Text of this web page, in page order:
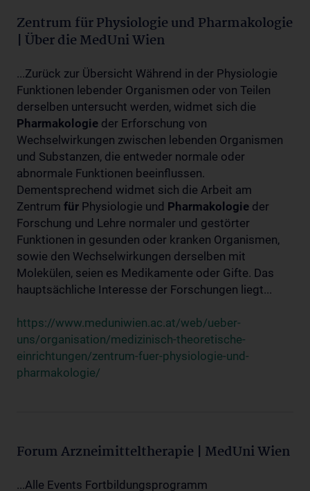
Zentrum für Physiologie und Pharmakologie
| Über die MedUni Wien
...Zurück zur Übersicht Während in der Physiologie
Funktionen lebender Organismen oder von Teilen
derselben untersucht werden, widmet sich die
Pharmakologie der Erforschung von
Wechselwirkungen zwischen lebenden Organismen
und Substanzen, die entweder normale oder
abnormale Funktionen beeinflussen.
Dementsprechend widmet sich die Arbeit am
Zentrum für Physiologie und Pharmakologie der
Forschung und Lehre normaler und gestörter
Funktionen in gesunden oder kranken Organismen,
sowie den Wechselwirkungen derselben mit
Molekülen, seien es Medikamente oder Gifte. Das
hauptsächliche Interesse der Forschungen liegt...
https://www.meduniwien.ac.at/web/ueber-
uns/organisation/medizinisch-theoretische-
einrichtungen/zentrum-fuer-physiologie-und-
pharmakologie/
Forum Arzneimitteltherapie | MedUni Wien
...Alle Events Fortbildungsprogramm